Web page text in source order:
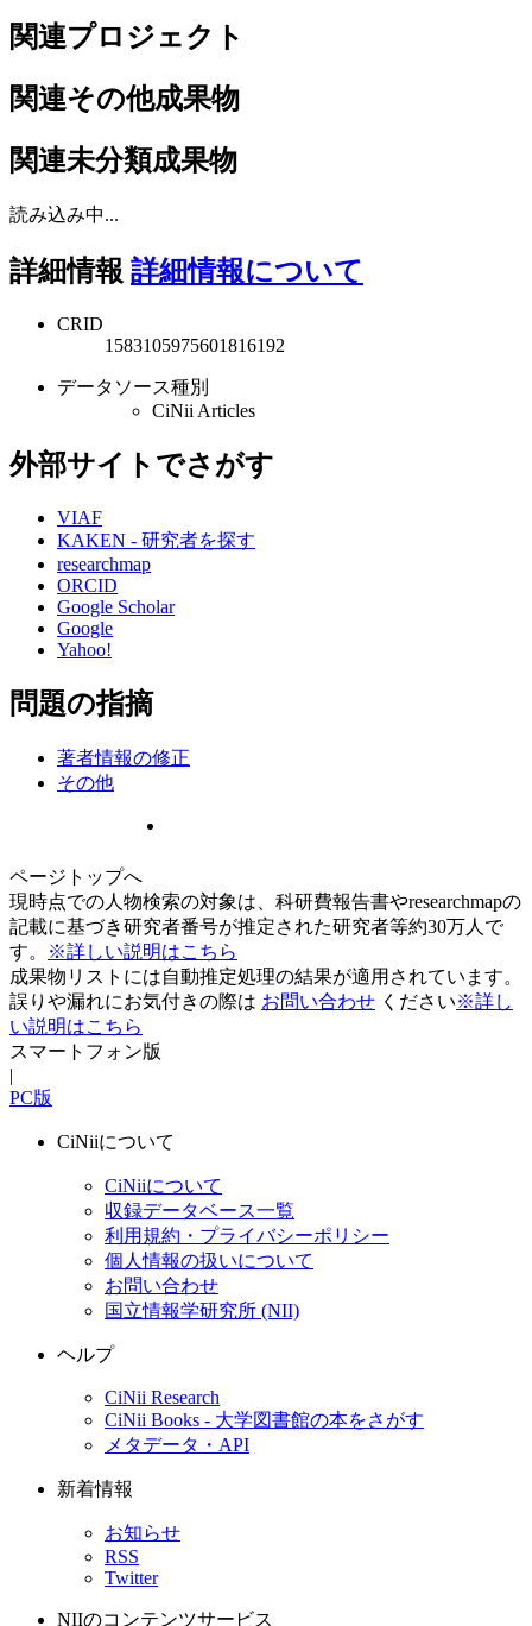
関連プロジェクト
関連その他成果物
関連未分類成果物
読み込み中...
詳細情報 詳細情報について
CRID
1583105975601816192
データソース種別
CiNii Articles
外部サイトでさがす
VIAF
KAKEN - 研究者を探す
researchmap
ORCID
Google Scholar
Google
Yahoo!
問題の指摘
著者情報の修正
その他
ページトップへ
現時点での人物検索の対象は、科研費報告書やresearchmapの
記載に基づき研究者番号が推定された研究者等約30万人で
す。
※詳しい説明はこちら
成果物リストには自動推定処理の結果が適用されています。
誤りや漏れにお気付きの際は お問い合わせ ください※詳し
い説明はこちら
スマートフォン版
|
PC版
CiNiiについて
CiNiiについて
収録データベース一覧
利用規約・プライバシーポリシー
個人情報の扱いについて
お問い合わせ
国立情報学研究所 (NII)
ヘルプ
CiNii Research
CiNii Books - 大学図書館の本をさがす
メタデータ・API
新着情報
お知らせ
RSS
Twitter
NIIのコンテンツサービス